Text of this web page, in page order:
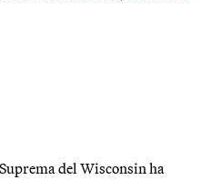
del Wisconsin ha